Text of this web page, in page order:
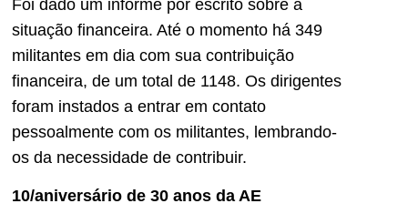
Foi dado um informe por escrito sobre a
situação financeira. Até o momento há 349
militantes em dia com sua contribuição
financeira, de um total de 1148. Os dirigentes
foram instados a entrar em contato
pessoalmente com os militantes, lembrando-
os da necessidade de contribuir.
10/aniversário de 30 anos da AE